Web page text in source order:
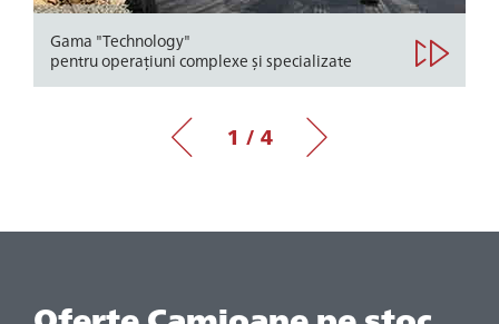
Gama "Technology"
pentru operațiuni complexe și specializate
1 / 4